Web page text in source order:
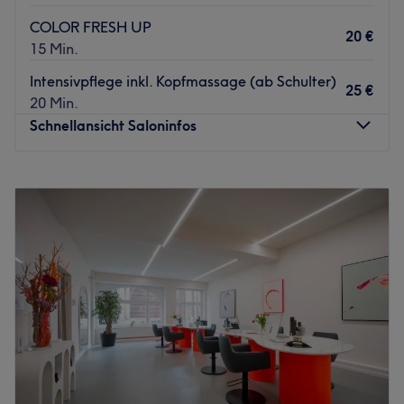
Das Team: Die Spezialisten haben durch langjährige
Erfahrung und durch die Nutzung neuester Methoden ein
Was uns an dem Salon gefällt: Atmosphäre: Modern,
schick eingerichtet, zum Wohlfühlen. Expertise:
Haarschnitt & Coloration. Extras: Zentral gelegen.
COLOR FRESH UP
15 Min.
20 €
Intensivpflege inkl. Kopfmassage (ab Schulter)
20 Min.
25 €
Schnellansicht Saloninfos
19:00
09:00–19:00
Donnerstag
09:00
Freitag
19:00
Samstag
10:00
Sonntag
Geschlossen
Ihr Land-Salon von Hair Spa on Sea – exklusiv in
Hamburg
landseitiger Salon von Hair Spa on Sea